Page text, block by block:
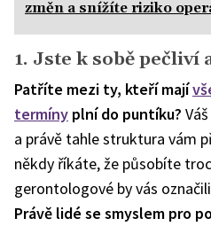
změn a snížíte riziko
1. Jste k sobě pečliví
Patříte mezi ty, kteří mají
termíny plní do puntíku?
a právě tahle struktura vám
někdy říkáte, že působíte
gerontologové by vás
Právě lidé se smyslem pro